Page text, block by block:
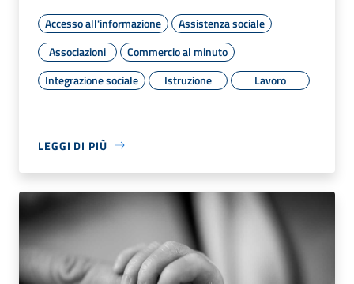
Accesso all'informazione
Assistenza sociale
Associazioni
Commercio al minuto
Integrazione sociale
Istruzione Lavoro
LEGGI DI PIÙ